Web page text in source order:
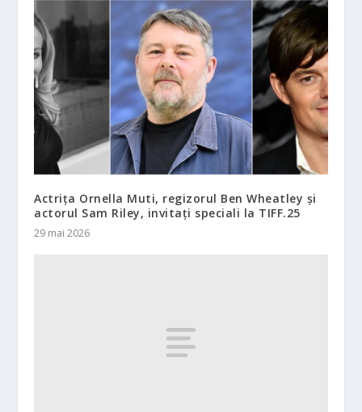
Actrița Ornella Muti, regizorul Ben Wheatley și
actorul Sam Riley, invitați speciali la TIFF.25
29 mai 2026